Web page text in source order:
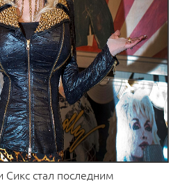
Сикс стал последним